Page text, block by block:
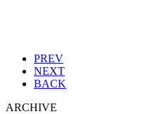
PREV
NEXT
BACK
ARCHIVE